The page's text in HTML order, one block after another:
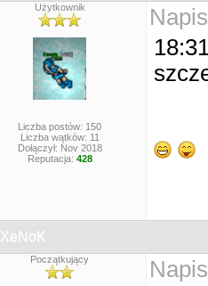
Użytkownik
Liczba postów: 150
Liczba wątków: 11
Dołączył: Nov 2018
Reputacja: 428
XeNoK
Początkujący